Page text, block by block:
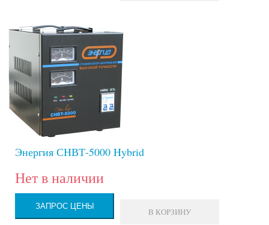
Энергия СНВТ-5000 Hybrid
Нет в наличии
ЗАПРОС ЦЕНЫ
В КОРЗИНУ